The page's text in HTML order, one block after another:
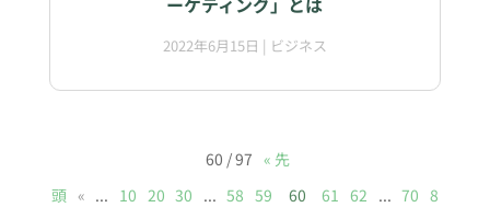
2022年6月15日 | ビジネス
60 / 97 « 先
頭 « ... 10 20 30 ... 58 59 60 61 62 ... 70 8